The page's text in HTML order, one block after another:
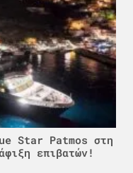
Star Patmos στη
επιβατών!